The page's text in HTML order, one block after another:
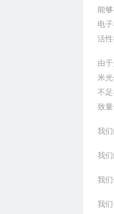
能
电
活
由
米
不
致
我
我
我
我